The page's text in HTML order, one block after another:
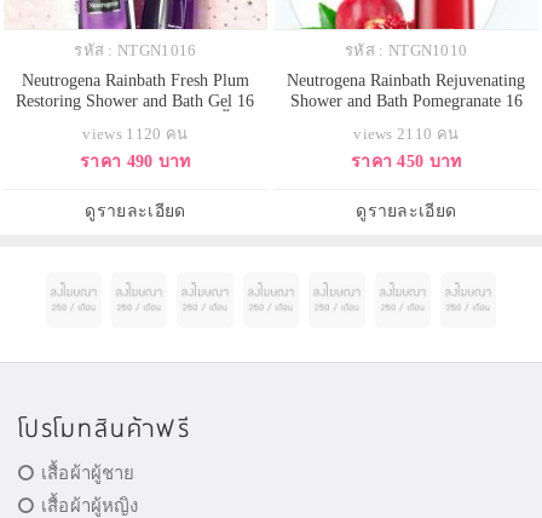
รหัส : NTGN1016
Neutrogena Rainbath Fresh Plum
Restoring Shower and Bath Gel 16
โทรจีน่า เรนบาร์ธนำเข้าจาก
อเมริกา สูตรสีม่วง กลิ่นหอมสดชื่น
มมากๆค่ะ ช่วยให้คุณสดชื่นมีชีวิต
ชีวาหลังการอาบน้ำทำความสะอาด
views 1120 คน
ราคา 490 บาท
ดูรายละเอียด
รหัส : NTGN1010
Neutrogena Rainbath Rejuvenating
Shower and Bath Pomegranate 16
นบาร์ธ เจลอาบน้ำกลิ่นหอมสดชื่น
จากทับทิม ช่วยให้คุณสดชื่นมีชีวิต
ผิวได้อย่างล้ำลึก โดยปราศจากสิ่ง
ตกค้าง ผิวของคุณจะเกล
views 2110 คน
ราคา 450 บาท
ดูรายละเอียด
โปรโมทสินค้าฟรี
เสื้อผ้าผู้ชาย
เสื้อผ้าผู้หญิง